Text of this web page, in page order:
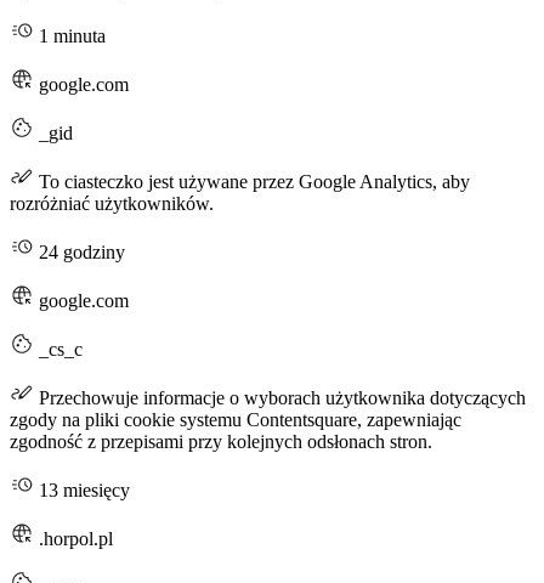
1 minuta
google.com
_gid
To ciasteczko jest używane przez Google Analytics, aby
rozróżniać użytkowników.
24 godziny
google.com
_cs_c
Przechowuje informacje o wyborach użytkownika dotyczących
zgody na pliki cookie systemu Contentsquare, zapewniając
zgodność z przepisami przy kolejnych odsłonach stron.
13 miesięcy
.horpol.pl